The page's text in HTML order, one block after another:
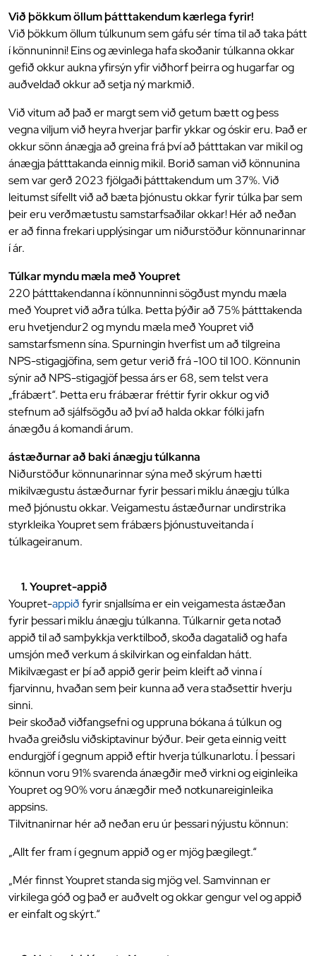
Við þökkum öllum þátttakendum kærlega fyrir!
Við þökkum öllum túlkunum sem gáfu sér tíma til að taka þátt
í könnuninni! Eins og ævinlega hafa skoðanir túlkanna okkar
gefið okkur aukna yfirsýn yfir viðhorf þeirra og hugarfar og
auðveldað okkur að setja ný markmið.
Við vitum að það er margt sem við getum bætt og þess
vegna viljum við heyra hverjar þarfir ykkar og óskir eru. Það er
okkur sönn ánægja að greina frá því að þátttakan var mikil og
ánægja þátttakanda einnig mikil. Borið saman við könnunina
sem var gerð 2023 fjölgaði þátttakendum um 37%. Við
leitumst sífellt við að bæta þjónustu okkar fyrir túlka þar sem
þeir eru verðmætustu samstarfsaðilar okkar! Hér að neðan
er að finna frekari upplýsingar um niðurstöður könnunarinnar
í ár.
Túlkar myndu mæla með Youpret
220 þátttakendanna í könnunninni sögðust myndu mæla
með Youpret við aðra túlka. Þetta þýðir að 75% þátttakenda
eru hvetjendur2 og myndu mæla með Youpret við
samstarfsmenn sína. Spurningin hverfist um að tilgreina
NPS-stigagjöfina, sem getur verið frá -100 til 100. Könnunin
sýnir að NPS-stigagjöf þessa árs er 68, sem telst vera
„frábært“. Þetta eru frábærar fréttir fyrir okkur og við
stefnum að sjálfsögðu að því að halda okkar fólki jafn
ánægðu á komandi árum.
ástæðurnar að baki ánægju túlkanna
Niðurstöður könnunarinnar sýna með skýrum hætti
mikilvægustu ástæðurnar fyrir þessari miklu ánægju túlka
með þjónustu okkar. Veigamestu ástæðurnar undirstrika
styrkleika Youpret sem frábærs þjónustuveitanda í
túlkageiranum.
1. Youpret-appið
Youpret-appiðfyrir snjallsíma er ein veigamesta ástæðan
fyrir þessari miklu ánægju túlkanna. Túlkarnir geta notað
appið til að samþykkja verktilboð, skoða dagatalið og hafa
umsjón með verkum á skilvirkan og einfaldan hátt.
Mikilvægast er þí að appið gerir þeim kleift að vinna í
fjarvinnu, hvaðan sem þeir kunna að vera staðsettir hverju
sinni.
Þeir skoðað viðfangsefni og uppruna bókana á túlkun og
hvaða greiðslu viðskiptavinur býður. Þeir geta einnig veitt
endurgjöf í gegnum appið eftir hverja túlkunarlotu. Í þessari
könnun voru 91% svarenda ánægðir með virkni og eiginleika
Youpret og 90% voru ánægðir með notkunareiginleika
appsins.
Tilvitnanirnar hér að neðan eru úr þessari nýjustu könnun:
„Allt fer fram í gegnum appið og er mjög þægilegt.“
„Mér finnst Youpret standa sig mjög vel. Samvinnan er
virkilega góð og það er auðvelt og okkar gengur vel og appið
er einfalt og skýrt.“